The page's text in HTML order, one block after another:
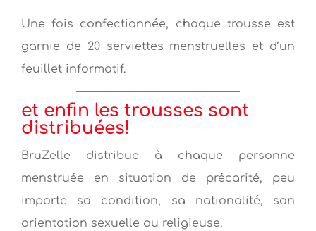
Une fois confectionnée, chaque trousse est
garnie de 20 serviettes menstruelles et d’un
feuillet informatif.
et enfin les trousses sont
distribuées!
BruZelle distribue à chaque personne
menstruée en situation de précarité, peu
importe sa condition, sa nationalité, son
orientation sexuelle ou religieuse.